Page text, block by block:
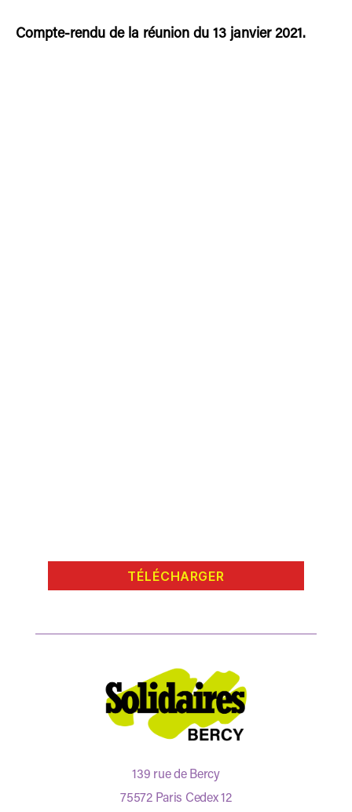
Compte-rendu de la réunion du 13 janvier 2021.
TÉLÉCHARGER
139 rue de Bercy
75572 Paris Cedex 12